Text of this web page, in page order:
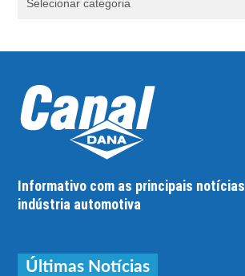
Informativo com as principais
indústria automotiva
Últimas Notícias